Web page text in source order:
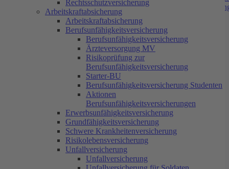
Aktionen
Erwerbsunfähigkeitsversicherung
Grundfähigkeitsversicherung
Schwere Krankheitenversicherung
Risikolebensversicherung
Unfallversicherung
Unfallversicherung für Soldaten
Alter, Sparen & Finanzen
Altersvorsorgedepot
Risikovarianten
Private Rentenversicherung
Riester Rente
Betriebliche Altersvorsorge
Rürup / Basis Rente
Bausparvertrag
Tagesgeldkonto
Krankenversicherung
Rechtsschutzversicherung
Arbeitskraftabsicherung
Arbeitskraftabsicherung
Berufsunfähigkeitsversicherung
Berufsunfähigkeitsversicherung
Ärzteversorgung MV
Risikoprüfung zur
Berufsunfähigkeitsversicherung
Starter-BU
Berufsunfähigkeitsversicherung Studenten
Aktionen
Berufsunfähigkeitsversicherungen
Erwerbsunfähigkeitsversicherung
Grundfähigkeitsversicherung
Schwere Krankheitenversicherung
Risikolebensversicherung
Unfallversicherung
Unfallversicherung